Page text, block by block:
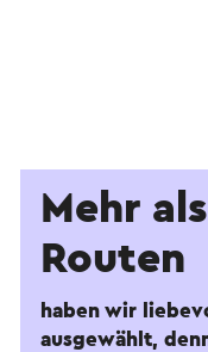
Mehr
Routen
haben wir
ausgewählt,